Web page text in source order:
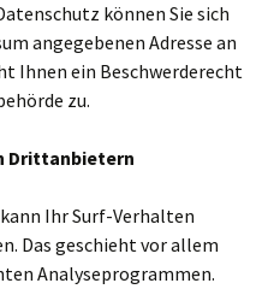
können Sie sich
angegebenen Adresse an
Ihnen ein Beschwerderecht
zu.
Drittanbietern
Ihr Surf-Verhalten
Das geschieht vor allem
Analyseprogrammen.